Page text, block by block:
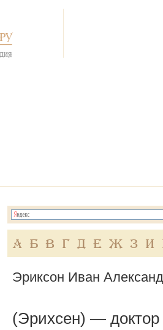
А Б В Г Д Е Ж З И
Эриксон Иван
(Эрихсен) — доктор